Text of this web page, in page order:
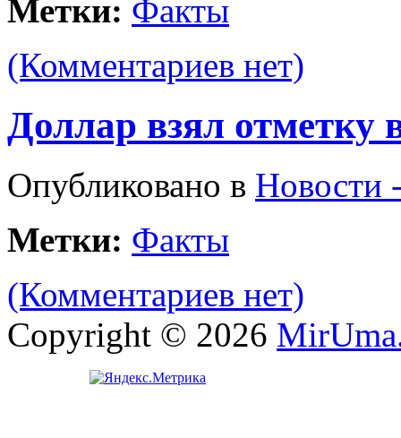
Метки: Факты
(Комментариев нет)
Доллар взял отметку
Опубликовано в Новости
Метки: Факты
(Комментариев нет)
Copyright © 2026